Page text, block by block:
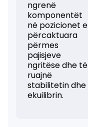
ngrenë
komponentët
në pozicionet e
përcaktuara
përmes
pajisjeve
ngritëse dhe të
ruajnë
stabilitetin dhe
ekuilibrin.